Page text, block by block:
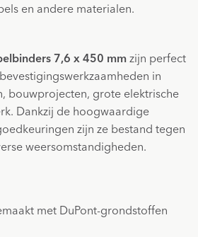
en andere materialen.
7,6 x 450 mm zijn perfect
in
bouwprojecten, grote elektrische
Dankzij de hoogwaardige
zijn ze bestand tegen
weersomstandigheden.
met DuPont-grondstoffen